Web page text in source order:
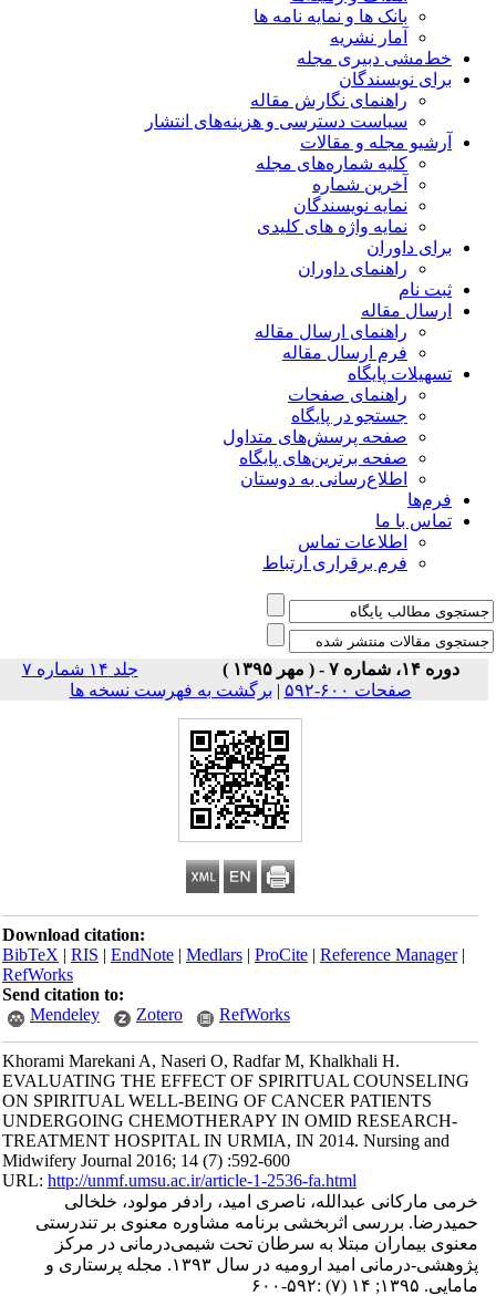
بانک ها و نمایه نامه ها
آمار نشریه
خط‌مشی دبیری مجله
برای نویسندگان
راهنمای نگارش مقاله
سیاست دسترسی و هزینه‌های انتشار
آرشیو مجله و مقالات
کلیه شماره‌های مجله
آخرین شماره
نمایه نویسندگان
نمایه واژه های کلیدی
برای داوران
راهنمای داوران
ثبت نام
ارسال مقاله
راهنمای ارسال مقاله
فرم ارسال مقاله
تسهیلات پایگاه
راهنمای صفحات
جستجو در پایگاه
صفحه پرسش‌های متداول
صفحه برترین‌های پایگاه
اطلاع‌رسانی به دوستان
فرم‌ها
تماس با ما
اطلاعات تماس
فرم برقراری ارتباط
دوره ۱۴، شماره ۷ - ( مهر ۱۳۹۵ )
جلد ۱۴ شماره ۷
صفحات ۶۰۰-۵۹۲
|برگشت به فهرست نسخه ها
Download citation:
BibTeX|RIS|EndNote|Medlars|ProCite|Reference Manager
RefWorks
Send citation to:
Mendeley
Zotero RefWorks
Khorami Marekani A, Naseri O, Radfar M, Khalkhali H.
EVALUATING THE EFFECT OF SPIRITUAL COUNSELING
ON SPIRITUAL WELL-BEING OF CANCER PATIENTS
UNDERGOING CHEMOTHERAPY IN OMID RESEARCH-
TREATMENT HOSPITAL IN URMIA, IN 2014. Nursing and
Midwifery Journal 2016; 14 (7) :592-600
URL:http://unmf.umsu.ac.ir/article-1-2536-fa.html
خرمی مارکانی عبدالله، ناصری امید، رادفر مولود، خلخالی
حمیدرضا. بررسی اثربخشی برنامه مشاوره معنوی بر تندرستی
معنوی بیماران مبتلا به سرطان تحت شیمی‌‌درمانی در مرکز
پژوهشی-درمانی امید ارومیه در سال ۱۳۹۳. مجله پرستاری و
مامایی. ۱۳۹۵; ۱۴ (۷) :۵۹۲-۶۰۰